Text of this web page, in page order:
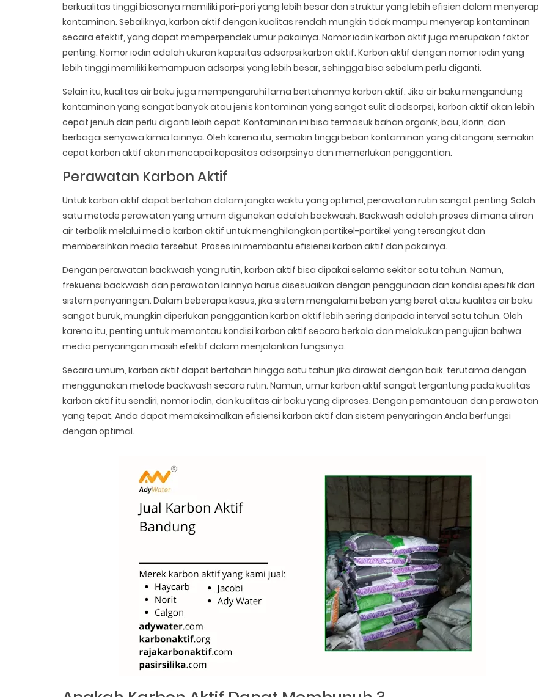
berkualitas tinggi biasanya memiliki pori-pori yang lebih besar dan struktur yang lebih efisien dalam menyerap
kontaminan. Sebaliknya, karbon aktif dengan kualitas rendah mungkin tidak mampu menyerap kontaminan
secara efektif, yang dapat memperpendek umur pakainya. Nomor iodin karbon aktif juga merupakan faktor
penting. Nomor iodin adalah ukuran kapasitas adsorpsi karbon aktif. Karbon aktif dengan nomor iodin yang
lebih tinggi memiliki kemampuan adsorpsi yang lebih besar, sehingga bisa sebelum perlu diganti.
Selain itu, kualitas air baku juga mempengaruhi lama bertahannya karbon aktif. Jika air baku mengandung
kontaminan yang sangat banyak atau jenis kontaminan yang sangat sulit diadsorpsi, karbon aktif akan lebih
cepat jenuh dan perlu diganti lebih cepat. Kontaminan ini bisa termasuk bahan organik, bau, klorin, dan
berbagai senyawa kimia lainnya. Oleh karena itu, semakin tinggi beban kontaminan yang ditangani, semakin
cepat karbon aktif akan mencapai kapasitas adsorpsinya dan memerlukan penggantian.
Perawatan Karbon Aktif
Untuk karbon aktif dapat bertahan dalam jangka waktu yang optimal, perawatan rutin sangat penting. Salah
satu metode perawatan yang umum digunakan adalah backwash. Backwash adalah proses di mana aliran
air terbalik melalui media karbon aktif untuk menghilangkan partikel-partikel yang tersangkut dan
membersihkan media tersebut. Proses ini membantu efisiensi karbon aktif dan pakainya.
Dengan perawatan backwash yang rutin, karbon aktif bisa dipakai selama sekitar satu tahun. Namun,
frekuensi backwash dan perawatan lainnya harus disesuaikan dengan penggunaan dan kondisi spesifik dari
sistem penyaringan. Dalam beberapa kasus, jika sistem mengalami beban yang berat atau kualitas air baku
sangat buruk, mungkin diperlukan penggantian karbon aktif lebih sering daripada interval satu tahun. Oleh
karena itu, penting untuk memantau kondisi karbon aktif secara berkala dan melakukan pengujian bahwa
media penyaringan masih efektif dalam menjalankan fungsinya.
Secara umum, karbon aktif dapat bertahan hingga satu tahun jika dirawat dengan baik, terutama dengan
menggunakan metode backwash secara rutin. Namun, umur karbon aktif sangat tergantung pada kualitas
karbon aktif itu sendiri, nomor iodin, dan kualitas air baku yang diproses. Dengan pemantauan dan perawatan
yang tepat, Anda dapat memaksimalkan efisiensi karbon aktif dan sistem penyaringan Anda berfungsi
dengan optimal.